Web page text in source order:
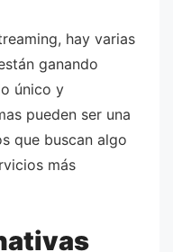
hay varias
ganando
único y
pueden ser una
que buscan algo
más